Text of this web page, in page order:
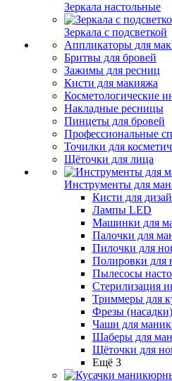
Зеркала настольные
Зеркала с подсветкой
Аппликаторы для
Бритвы для бровей
Зажимы для ресниц
Кисти для макияжа
Косметологические
Накладные ресницы
Пинцеты для бровей
Профессиональные
Точилки для
Щёточки для лица
Инструменты для
Кисти для
Лампы LED
Машинки для
Палочки для
Пилочки для
Полировки для
Пылесосы
Стерилизация
Триммеры для
Фрезы (насадки)
Чаши для
Шаберы для
Щёточки для
Ещё 3